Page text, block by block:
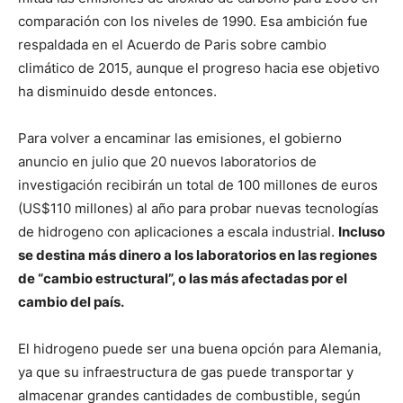
comparación con los niveles de 1990. Esa ambición fue
respaldada en el Acuerdo de Paris sobre cambio
climático de 2015, aunque el progreso hacia ese objetivo
ha disminuido desde entonces.
Para volver a encaminar las emisiones, el gobierno
anuncio en julio que 20 nuevos laboratorios de
investigación recibirán un total de 100 millones de euros
(US$110 millones) al año para probar nuevas tecnologías
de hidrogeno con aplicaciones a escala industrial. Incluso
se destina más dinero a los laboratorios en las regiones
de “cambio estructural”, o las más afectadas por el
cambio del país.
El hidrogeno puede ser una buena opción para Alemania,
ya que su infraestructura de gas puede transportar y
almacenar grandes cantidades de combustible, según